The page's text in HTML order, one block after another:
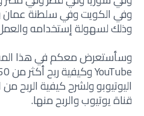
وفي الكويت وفي سلطنة عمان
وذلك لسهولة إستخدامه
وسأستعرض معكم في هذا
اليوتيوبو ولشرح كيفية الربح
قناة يوتيوب والربح منها.